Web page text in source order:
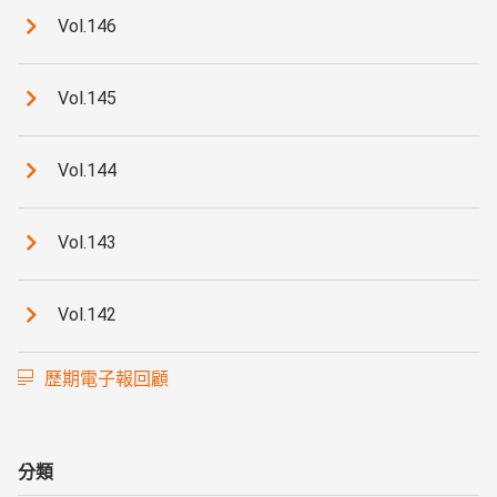
Vol.146
Vol.145
Vol.144
Vol.143
Vol.142
歷期電子報回顧
分類